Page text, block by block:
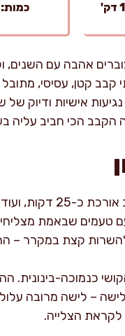
כמות: 6 מנות
אהבה עם השנים,
קטן, עסיסי, מתובל
אישיות
הכי חביב עליה
עם טעמים שבאמת
קצת במקרר –
כנמוכה-בינונית.
– לישה מרובה
הצלייה.